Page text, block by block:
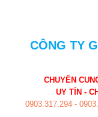
CÔNG TY
CHUYÊN
UY TÍN -
0903.317.294 -